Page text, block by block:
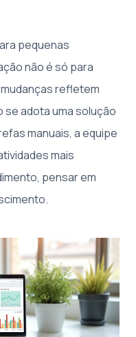
pequenas
não é só para
refletem
se adota uma solução
manuais, a equipe
mais
pensar em